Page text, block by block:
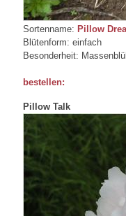
Sortenname: Pillow
Blütenform: einfach
Besonderheit:
bestellen:
Pillow Talk